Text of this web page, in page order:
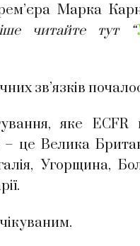
Марка
читайте тут “
зв’язків
яке ECFR
Велика
Угорщина,